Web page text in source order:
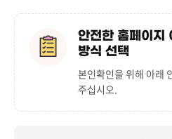
안전한 홈페이지
방식 선택
본인확인을 위해 아래
주십시오.